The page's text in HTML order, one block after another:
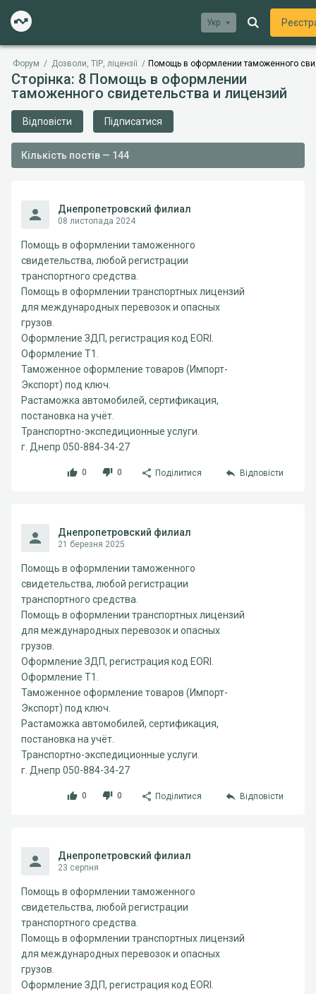
Укр
Форум / Дозволи, ТІР, ліцензії / Помощь в оформлении таможенного
Сторінка: 8 Помощь в оформлении
таможенного свидетельства и лицензий
Відповісти Підписатися
Кількість постів — 144
Днепропетровский филиал
08 листопада 2024
Помощь в оформлении таможенного
свидетельства, любой регистрации
транспортного средства.
Помощь в оформлении транспортных лицензий
для международных перевозок и опасных
грузов.
Оформление ЗДП, регистрация код EORI.
Оформление Т1.
Таможенное оформление товаров (Импорт-
Экспорт) под ключ.
Растаможка автомобилей, сертификация,
постановка на учёт.
Транспортно-экспедиционные услуги.
г. Днепр 050-884-34-27
0 0 Поділитися Відповісти
Днепропетровский филиал
21 березня 2025
Помощь в оформлении таможенного
свидетельства, любой регистрации
транспортного средства.
Помощь в оформлении транспортных лицензий
для международных перевозок и опасных
грузов.
Оформление ЗДП, регистрация код EORI.
Оформление Т1.
Таможенное оформление товаров (Импорт-
Экспорт) под ключ.
Растаможка автомобилей, сертификация,
постановка на учёт.
Транспортно-экспедиционные услуги.
г. Днепр 050-884-34-27
0 0 Поділитися Відповісти
Днепропетровский филиал
23 серпня
Помощь в оформлении таможенного
свидетельства, любой регистрации
транспортного средства.
Помощь в оформлении транспортных лицензий
для международных перевозок и опасных
грузов.
Оформление ЗДП, регистрация код EORI.